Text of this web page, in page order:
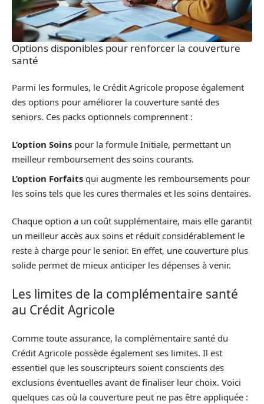
Options disponibles pour renforcer la couverture
santé
Parmi les formules, le Crédit Agricole propose également
des options pour améliorer la couverture santé des
seniors. Ces packs optionnels comprennent :
L’option Soins pour la formule Initiale, permettant un
meilleur remboursement des soins courants.
L’option Forfaits qui augmente les remboursements pour
les soins tels que les cures thermales et les soins dentaires.
Chaque option a un coût supplémentaire, mais elle garantit
un meilleur accès aux soins et réduit considérablement le
reste à charge pour le senior. En effet, une couverture plus
solide permet de mieux anticiper les dépenses à venir.
Les limites de la complémentaire santé
au Crédit Agricole
Comme toute assurance, la complémentaire santé du
Crédit Agricole possède également ses limites. Il est
essentiel que les souscripteurs soient conscients des
exclusions éventuelles avant de finaliser leur choix. Voici
quelques cas où la couverture peut ne pas être appliquée :